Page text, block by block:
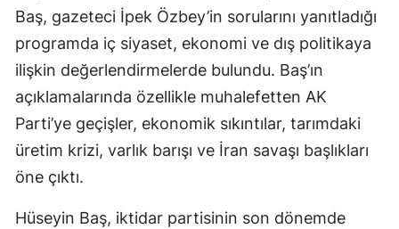
Baş, gazeteci İpek Özbey’in sorularını yanıtladığı
programda iç siyaset, ekonomi ve dış politikaya
ilişkin değerlendirmelerde bulundu. Baş’ın
açıklamalarında özellikle muhalefetten AK
Parti’ye geçişler, ekonomik sıkıntılar, tarımdaki
üretim krizi, varlık barışı ve İran savaşı başlıkları
öne çıktı.
Hüseyin Baş, iktidar partisinin son dönemde